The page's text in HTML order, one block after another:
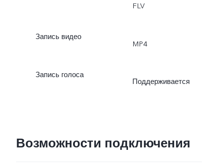
FLV
Запись видео
MP4
Запись голоса
Поддерживается
Возможности подключения